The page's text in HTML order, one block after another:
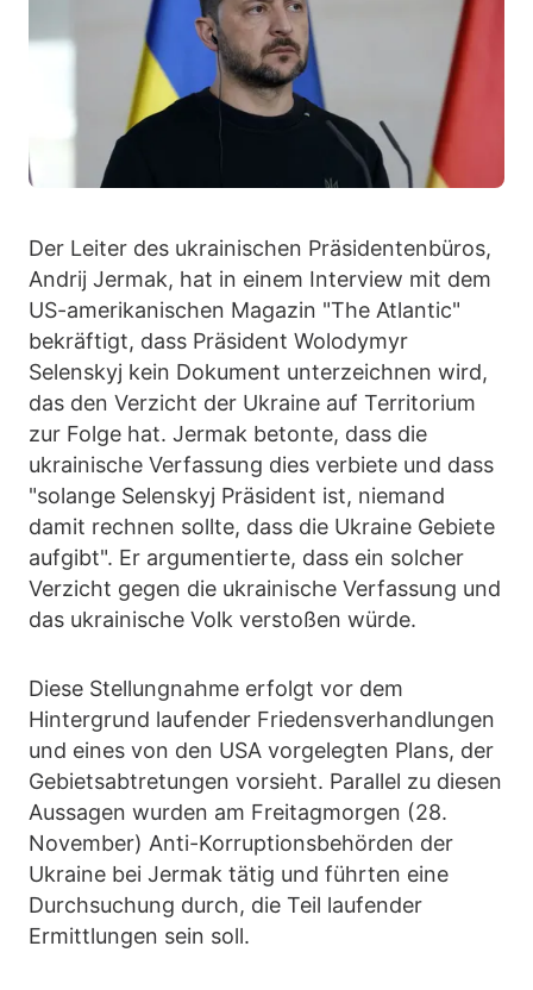
Der Leiter des ukrainischen Präsidentenbüros,
Andrij Jermak, hat in einem Interview mit dem
US-amerikanischen Magazin "The Atlantic"
bekräftigt, dass Präsident Wolodymyr
Selenskyj kein Dokument unterzeichnen wird,
das den Verzicht der Ukraine auf Territorium
zur Folge hat. Jermak betonte, dass die
ukrainische Verfassung dies verbiete und dass
"solange Selenskyj Präsident ist, niemand
damit rechnen sollte, dass die Ukraine Gebiete
aufgibt". Er argumentierte, dass ein solcher
Verzicht gegen die ukrainische Verfassung und
das ukrainische Volk verstoßen würde.
Diese Stellungnahme erfolgt vor dem
Hintergrund laufender Friedensverhandlungen
und eines von den USA vorgelegten Plans, der
Gebietsabtretungen vorsieht. Parallel zu diesen
Aussagen wurden am Freitagmorgen (28.
November) Anti-Korruptionsbehörden der
Ukraine bei Jermak tätig und führten eine
Durchsuchung durch, die Teil laufender
Ermittlungen sein soll.